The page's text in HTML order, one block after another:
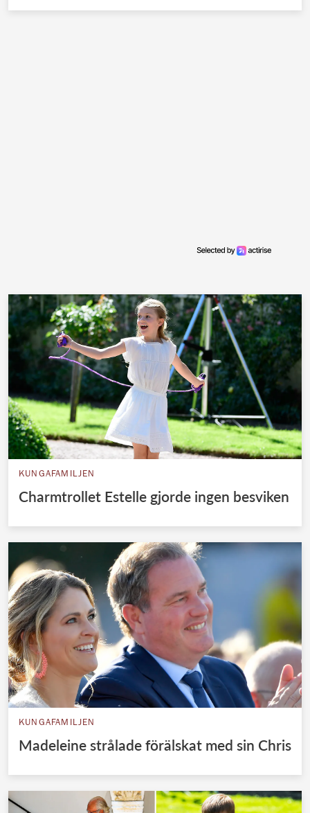
KUNGAFAMILJEN
Charmtrollet Estelle gjorde ingen besviken
KUNGAFAMILJEN
Madeleine strålade förälskat med sin Chris